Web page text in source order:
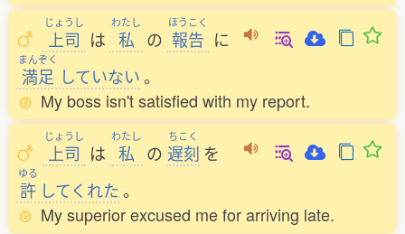
じょうし
上司 は
わたし
私 の
ほうこく
報告 に
まんぞく
満足 していない。
My boss isn't satisfied with my report.
じょうし
上司 は
わたし
私 の
ちこく
遅刻 を
ゆる
許 してくれた。
My superior excused me for arriving late.